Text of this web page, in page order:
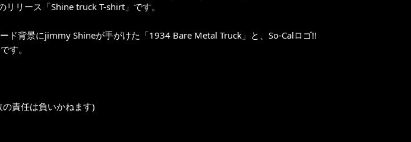
リリース「Shine truck T-shirt」です。
ド背景にjimmy Shineが手がけた「1934 Bare Metal Truck」と、So-Calロゴ!!
す。
責任は負いかねます)